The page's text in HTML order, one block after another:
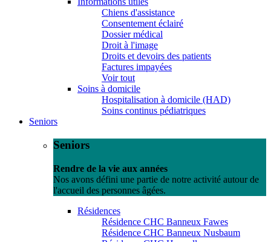
Chiens d'assistance
Consentement éclairé
Dossier médical
Droit à l'image
Droits et devoirs des patients
Factures impayées
Voir tout
Soins à domicile
Hospitalisation à domicile (HAD)
Soins continus pédiatriques
Seniors
Seniors
Rendre de la vie aux années
Nos avons défini une partie de notre activité autour de
l'accueil des personnes âgées.
Résidences
Résidence CHC Banneux Fawes
Résidence CHC Banneux Nusbaum